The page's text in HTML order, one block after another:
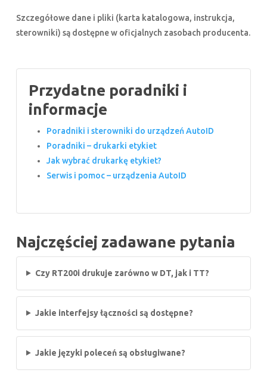
Szczegółowe dane i pliki (karta katalogowa, instrukcja,
sterowniki) są dostępne w oficjalnych zasobach producenta.
Przydatne poradniki i
informacje
Poradniki i sterowniki do urządzeń AutoID
Poradniki – drukarki etykiet
Jak wybrać drukarkę etykiet?
Serwis i pomoc – urządzenia AutoID
Najczęściej zadawane pytania
Czy RT200i drukuje zarówno w DT, jak i TT?
Jakie interfejsy łączności są dostępne?
Jakie języki poleceń są obsługiwane?